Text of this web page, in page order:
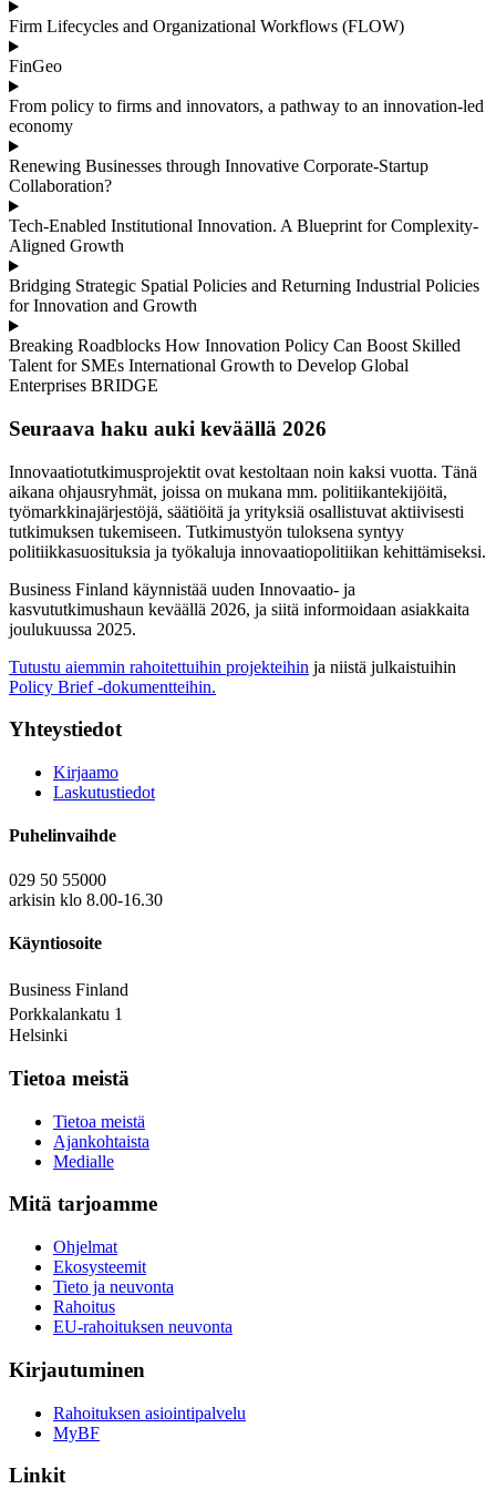
Firm Lifecycles and Organizational Workflows (FLOW)
FinGeo
From policy to firms and innovators, a pathway to an innovation-led
economy
Renewing Businesses through Innovative Corporate-Startup
Collaboration?
Tech-Enabled Institutional Innovation. A Blueprint for Complexity-
Aligned Growth
Bridging Strategic Spatial Policies and Returning Industrial Policies
for Innovation and Growth
Breaking Roadblocks How Innovation Policy Can Boost Skilled
Talent for SMEs International Growth to Develop Global
Enterprises BRIDGE
Seuraava haku auki keväällä 2026
Innovaatiotutkimusprojektit ovat kestoltaan noin kaksi vuotta. Tänä
aikana ohjausryhmät, joissa on mukana mm. politiikantekijöitä,
työmarkkinajärjestöjä, säätiöitä ja yrityksiä osallistuvat aktiivisesti
tutkimuksen tukemiseen. Tutkimustyön tuloksena syntyy
politiikkasuosituksia ja työkaluja innovaatiopolitiikan kehittämiseksi.
Business Finland käynnistää uuden Innovaatio- ja
kasvututkimushaun keväällä 2026, ja siitä informoidaan asiakkaita
joulukuussa 2025.
Tutustu aiemmin rahoitettuihin projekteihin ja niistä julkaistuihin
Policy Brief -dokumentteihin.
Yhteystiedot
Kirjaamo
Laskutustiedot
Puhelinvaihde
029 50 55000
arkisin klo 8.00-16.30
Käyntiosoite
Business Finland
Porkkalankatu 1
Helsinki
Tietoa meistä
Tietoa meistä
Ajankohtaista
Medialle
Mitä tarjoamme
Ohjelmat
Ekosysteemit
Tieto ja neuvonta
Rahoitus
EU-rahoituksen neuvonta
Kirjautuminen
Rahoituksen asiointipalvelu
MyBF
Linkit